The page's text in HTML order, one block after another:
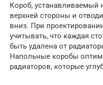
Короб, устанавливаемый
верхней стороны и
вниз. При
учитывать, что каждая
быть удалена от
Напольные коробы
радиаторов, которые